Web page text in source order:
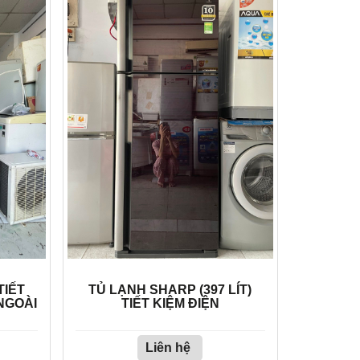
TỦ LẠNH SHARP (397 LÍT)
TIẾT KIỆM ĐIỆN
Liên hệ